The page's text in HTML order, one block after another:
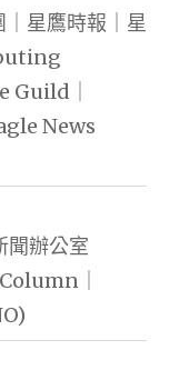
星鷹時報｜星
｜
News
聞辦公室
｜